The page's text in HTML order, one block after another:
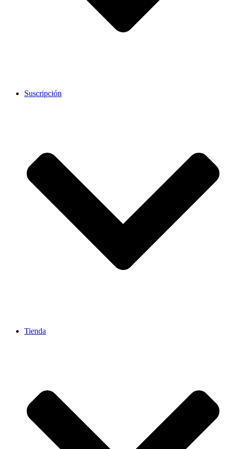
Suscripción
Tienda